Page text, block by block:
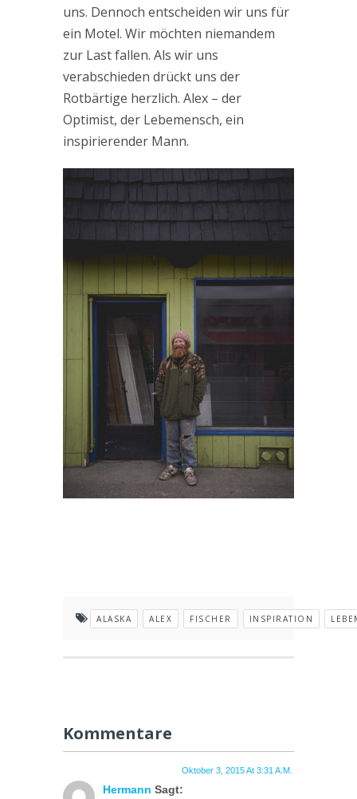
uns. Dennoch entscheiden wir uns für
ein Motel. Wir möchten niemandem
zur Last fallen. Als wir uns
verabschieden drückt uns der
Rotbärtige herzlich. Alex – der
Optimist, der Lebemensch, ein
inspirierender Mann.
ALASKA ALEX FISCHER INSPIRATION
Kommentare
Hermann Sagt:
Oktober 3, 2015 At 3:31 A.m.